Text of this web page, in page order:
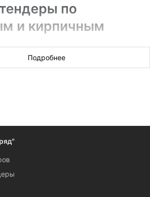
по
и кирпичным
документация, ссылки на ресурсы, на
торги.
Подробнее